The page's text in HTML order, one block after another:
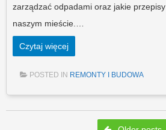
zarządzać odpadami oraz jakie
naszym mieście.…
Czytaj więcej
POSTED IN REMONTY I BUDOWA